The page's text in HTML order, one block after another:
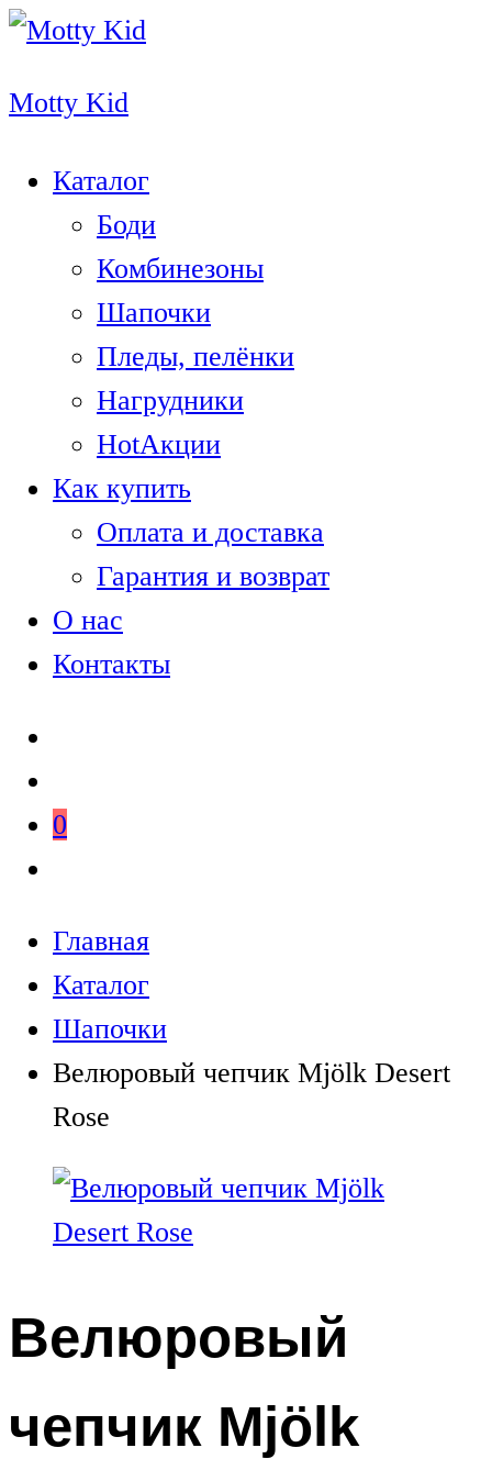
Motty Kid
Каталог
Боди
Комбинезоны
Шапочки
Пледы, пелёнки
Нагрудники
HotАкции
Как купить
Оплата и доставка
Гарантия и возврат
О нас
Контакты
0
Главная
Каталог
Шапочки
Велюровый чепчик Mjölk Desert
Rose
Велюровый
чепчик Mjölk